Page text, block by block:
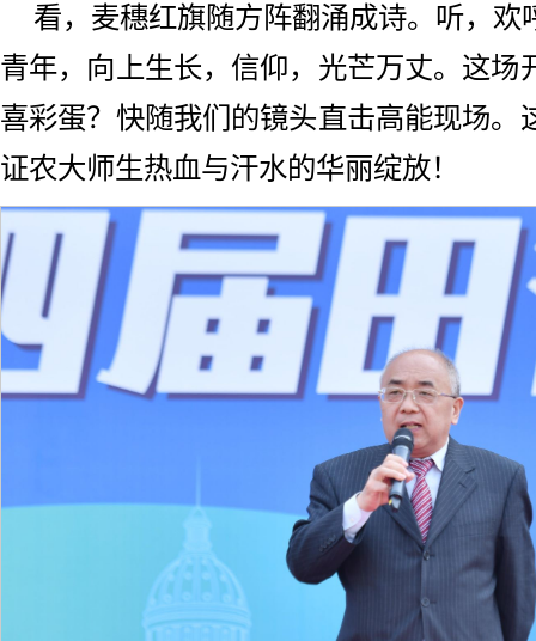
看，麦穗红旗随方阵翻涌成诗。听，欢
青年，向上生长，信仰，光芒万丈。这场
喜彩蛋？快随我们的镜头直击高能现场。
证农大师生热血与汗水的华丽绽放！